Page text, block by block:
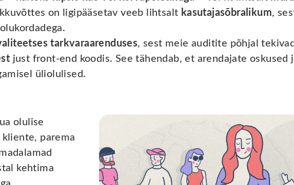
on ligipääsetav veeb lihtsalt kasutajasõbralikum,
tarkvaraarenduses, sest meie auditite põhjal
just front-end koodis. See tähendab, et arendajate oskused
üliolulised.
olulise
parema
kehtima